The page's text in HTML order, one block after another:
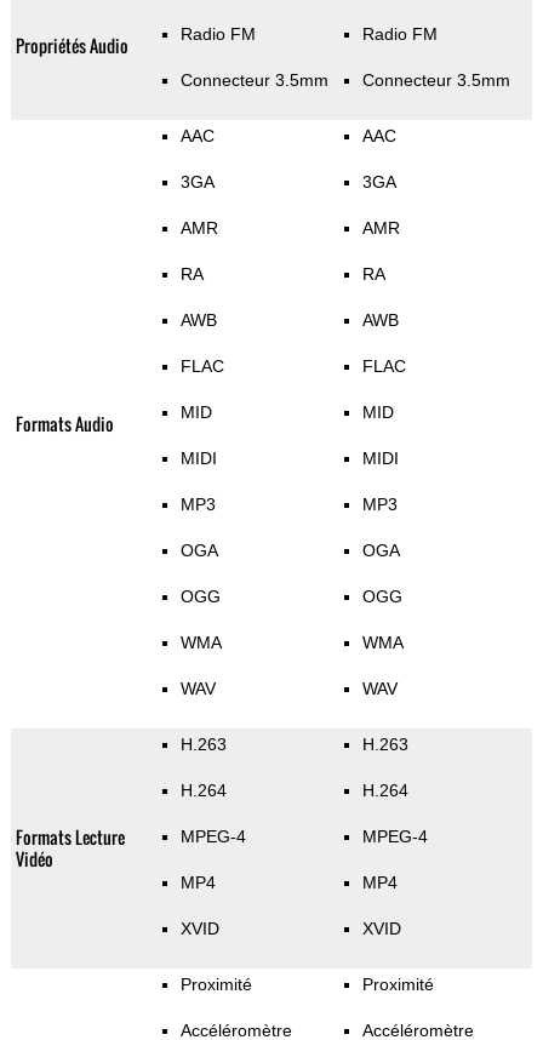
Propriétés Audio Radio FM
Connecteur 3.5mm
Radio FM
Connecteur 3.5mm
Formats Audio
AAC
3GA
AMR
RA
AWB
FLAC
MID
MIDI
MP3
OGA
OGG
WMA
WAV
AAC
3GA
AMR
RA
AWB
FLAC
MID
MIDI
MP3
OGA
OGG
WMA
WAV
Formats Lecture
Vidéo
H.263
H.264
MPEG-4
MP4
XVID
H.263
H.264
MPEG-4
MP4
XVID
Proximité
Accéléromètre
Proximité
Accéléromètre